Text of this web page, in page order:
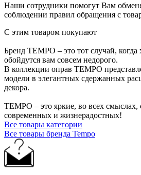
Наши сотрудники помогут Вам
соблюдении правил обращения с
С этим товаром покупают
Бренд TEMPO – это тот случай,
обойдутся вам совсем недорого.
В коллекции оправ TEMPO
модели в элегантных сдержанных
декора.
TEMPO – это яркие, во всех
современных и жизнерадостных!
Все товары категории
Все товары бренда Tempo